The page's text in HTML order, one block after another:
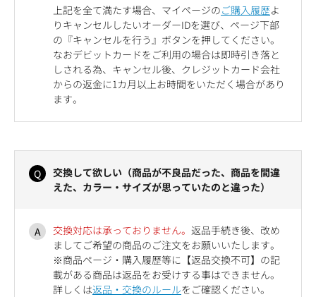
上記を全て満たす場合、マイページのご購入履歴よ
りキャンセルしたいオーダーIDを選び、ページ下部
の『キャンセルを行う』ボタンを押してください。
なおデビットカードをご利用の場合は即時引き落と
しされる為、キャンセル後、クレジットカード会社
からの返金に1カ月以上お時間をいただく場合があり
ます。
交換して欲しい（商品が不良品だった、商品を間違
えた、カラー・サイズが思っていたのと違った）
交換対応は承っておりません。 返品手続き後、改め
ましてご希望の商品のご注文をお願いいたします。
※商品ページ・購入履歴等に【返品交換不可】の記
載がある商品は返品をお受けする事はできません。
詳しくは返品・交換のルールをご確認ください。